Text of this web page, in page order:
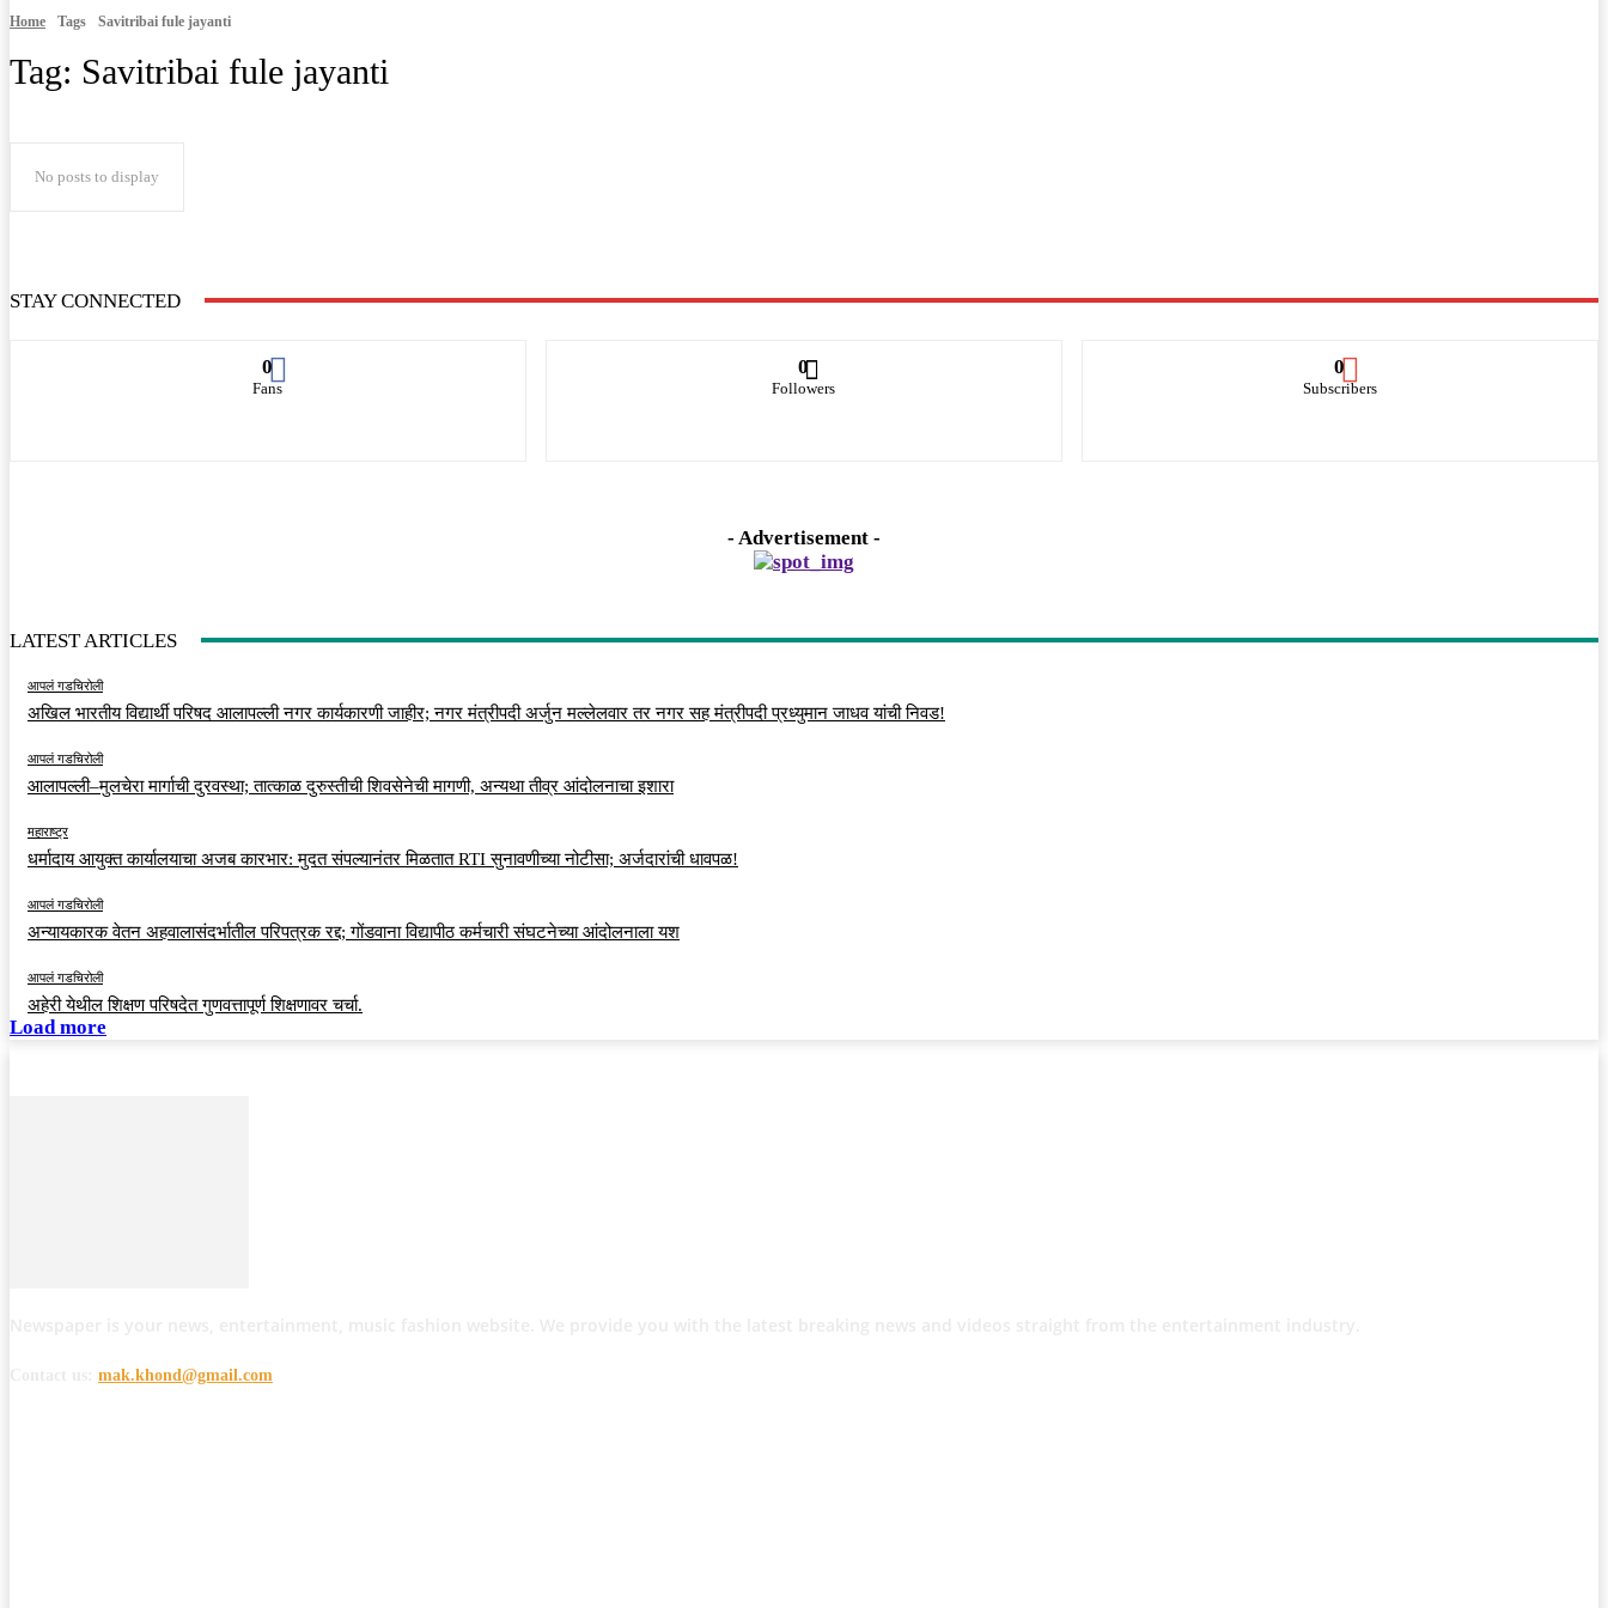
Home Tags Savitribai fule jayanti
Tag: Savitribai fule jayanti
No posts to display
STAY CONNECTED
0
Fans
0
Followers
0
Subscribers
- Advertisement -
LATEST ARTICLES
आपलं गडचिरोली
अखिल भारतीय विद्यार्थी परिषद आलापल्ली नगर कार्यकारणी जाहीर; नगर मंत्रीपदी अर्जुन मल्लेलवार तर नगर सह मंत्रीपदी प्रध्युमान जाधव यांची निवड!
आपलं गडचिरोली
आलापल्ली–मुलचेरा मार्गाची दुरवस्था; तात्काळ दुरुस्तीची शिवसेनेची मागणी, अन्यथा तीव्र आंदोलनाचा इशारा
महाराष्ट्र
धर्मादाय आयुक्त कार्यालयाचा अजब कारभार: मुदत संपल्यानंतर मिळतात RTI सुनावणीच्या नोटीसा; अर्जदारांची धावपळ!
आपलं गडचिरोली
अन्यायकारक वेतन अहवालासंदर्भातील परिपत्रक रद्द; गोंडवाना विद्यापीठ कर्मचारी संघटनेच्या आंदोलनाला यश
आपलं गडचिरोली
अहेरी येथील शिक्षण परिषदेत गुणवत्तापूर्ण शिक्षणावर चर्चा.
Load more
mak.khond@gmail.com